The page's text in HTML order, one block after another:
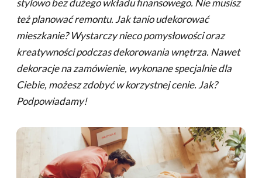
stylowo bez dużego wkładu finansowego. Nie musisz
też planować remontu. Jak tanio udekorować
mieszkanie? Wystarczy nieco pomysłowości oraz
kreatywności podczas dekorowania wnętrza. Nawet
dekoracje na zamówienie, wykonane specjalnie dla
Ciebie, możesz zdobyć w korzystnej cenie. Jak?
Podpowiadamy!